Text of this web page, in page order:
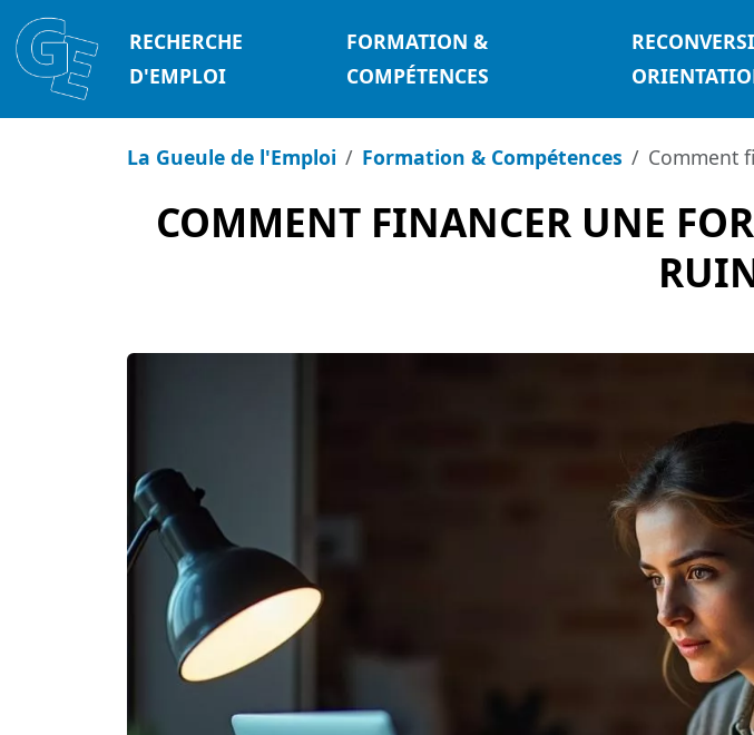
RECHERCHE
D'EMPLOI
FORMATION &
COMPÉTENCES
La Gueule de l'Emploi Formation & Compétences Comment
COMMENT FINANCER UNE